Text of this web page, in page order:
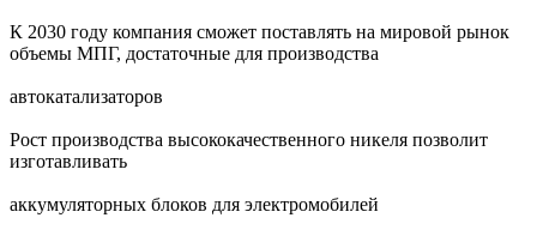
К 2030 году компания сможет поставлять на мировой рынок
объемы МПГ, достаточные для производства
автокатализаторов
Рост производства высококачественного никеля позволит
изготавливать
аккумуляторных блоков для электромобилей